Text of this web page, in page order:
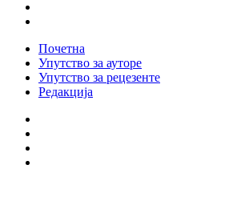
Почетна
Упутство за ауторе
Упутство за рецезенте
Редакција